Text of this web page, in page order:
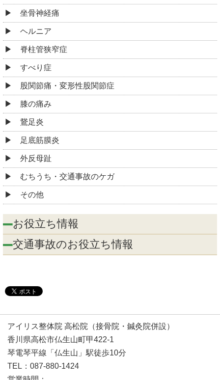
坐骨神経痛
ヘルニア
脊柱管狭窄症
すべり症
股関節痛・変形性股関節症
膝の痛み
鵞足炎
足底筋膜炎
外反母趾
むちうち・交通事故のケガ
その他
お役立ち情報
交通事故のお役立ち情報
アイリス整体院 高松院（接骨院・鍼灸院併設）
香川県高松市仏生山町甲422-1
琴電琴平線「仏生山」駅徒歩10分
TEL：087-880-1424